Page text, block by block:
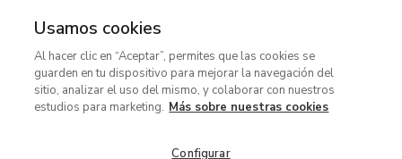
MENÚ
contenido
principal
vídeo
Ruta
navegación
Visita
Una visita virtual única
Usamos cookies
Al hacer clic en “Aceptar”, permites que las cookies se
guarden en tu dispositivo para mejorar la navegación del
sitio, analizar el uso del mismo, y colaborar con nuestros
estudios para marketing. Más sobre nuestras cookies
Configurar